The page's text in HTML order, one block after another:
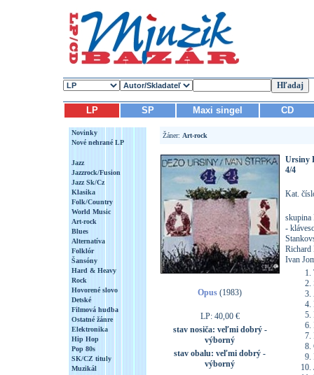
LP SP Maxi singel CD
Novinky
Nové nehrané LP
Jazz
Jazzrock/Fusion
Jazz Sk/Cz
Klasika
Folk/Country
World Music
Art-rock
Blues
Alternatíva
Folklór
Šansóny
Hard & Heavy
Rock
Hovorené slovo
Detské
Filmová hudba
Ostatné žánre
Elektronika
Hip Hop
Pop 80s
SK/CZ tituly
Muzikál
Žáner: Art-rock
Opus (1983)
LP: 40,00 €
stav nosiča: veľmi dobrý -
výborný
stav obalu: veľmi dobrý -
výborný
Ursiny
4/4
Kat.
skupina
-
Richard
Ivan